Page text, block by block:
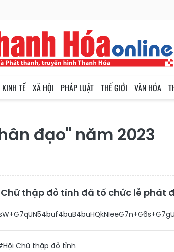
KINH TẾ XÃ HỘI PHÁP LUẬT THẾ GIỚI VĂN HÓA
đạo" năm 2023
thập đỏ tỉnh đã tổ chức lễ phát
Chữ thập đỏ tỉnh